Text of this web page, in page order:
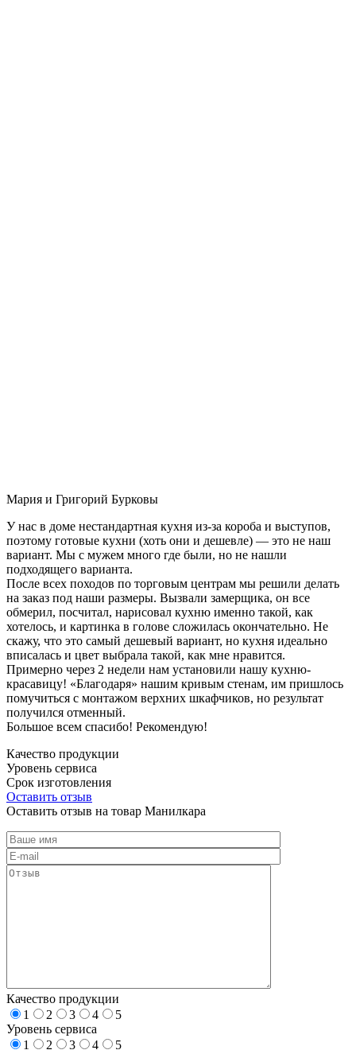
Мария и Григорий Бурковы
У нас в доме нестандартная кухня из-за короба и выступов,
поэтому готовые кухни (хоть они и дешевле) — это не наш
вариант. Мы с мужем много где были, но не нашли
подходящего варианта.
После всех походов по торговым центрам мы решили делать
на заказ под наши размеры. Вызвали замерщика, он все
обмерил, посчитал, нарисовал кухню именно такой, как
хотелось, и картинка в голове сложилась окончательно. Не
скажу, что это самый дешевый вариант, но кухня идеально
вписалась и цвет выбрала такой, как мне нравится.
Примерно через 2 недели нам установили нашу кухню-
красавицу! «Благодаря» нашим кривым стенам, им пришлось
помучиться с монтажом верхних шкафчиков, но результат
получился отменный.
Большое всем спасибо! Рекомендую!
Качество продукции
Уровень сервиса
Срок изготовления
Оставить отзыв
Оставить отзыв на товар Манилкара
Качество продукции
1
2 3 4
5
Уровень сервиса
1
2 3 4 5